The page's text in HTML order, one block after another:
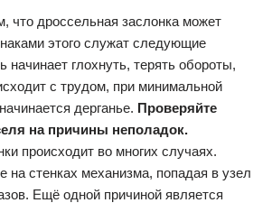
что дроссельная заслонка может
этого служат следующие
начинает глохнуть, терять обороты,
с трудом, при минимальной
дерганье. Проверяйте
на причины неполадок.
происходит во многих случаях.
на стенках механизма, попадая в узел
Ещё одной причиной является